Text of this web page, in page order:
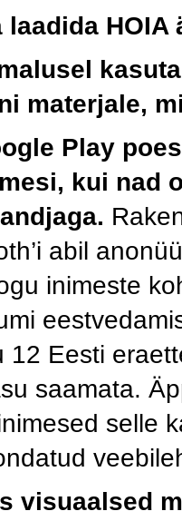
laadida
materjale,
Play
kui nad
abil
inimeste
12 Eesti
saamata.
selle
visuaalsed